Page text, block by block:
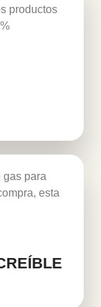
productos
gas para
esta